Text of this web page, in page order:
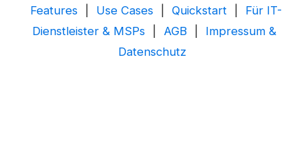
Features
Use Cases Quickstart
Für IT-
Dienstleister & MSPs
AGB
Impressum &
Datenschutz